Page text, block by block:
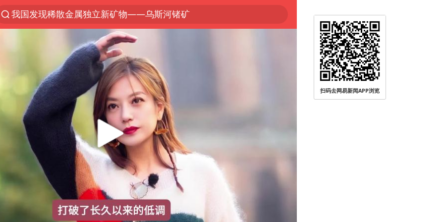
我国发现稀散金属独立新矿物——乌斯河锗矿
小沈阳加盟《披荆斩棘》
新疆生产建设兵团生态环境局原局长被查
上海鼓励居家办公
多地银行上调存款利率
手机真会“偷听”我们说话吗
武汉3名城管协管员殴打摊主被刑拘
克雷桑回应绝杀津门虎
NBA传奇教练老尼尔森去世
上海地铁4条线路全线停运
上海暴雨已致多处积水
扫码去网易新闻APP浏览